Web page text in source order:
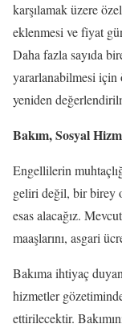
karşılamak üzere
eklenmesi ve fiyat
Daha fazla sayıda
yararlanabilmesi için
yeniden
Bakım, Sosyal
Engellilerin
geliri değil, bir birey
esas alacağız.
maaşlarını, asgari
Bakıma ihtiyaç
hizmetler
ettirilecektir.